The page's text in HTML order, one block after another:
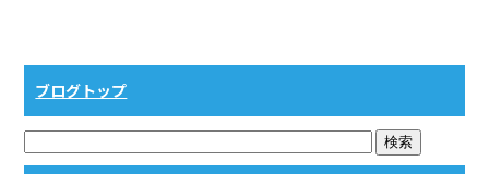
o
o
k
ブログトップ